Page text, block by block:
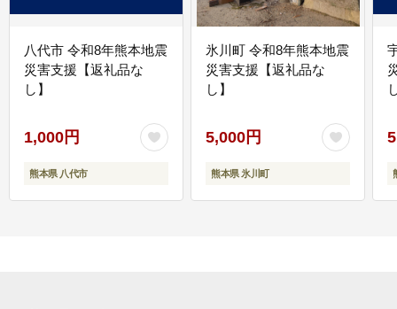
八代市 令和8年熊本地震
災害支援【返礼品な
し】
1,000円
熊本県 八代市
氷川町 令和8年熊本地震
災害支援【返礼品な
し】
5,000円
熊本県 氷川町